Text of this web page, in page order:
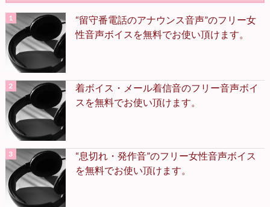
“留守番電話のアナウンス音声”のフリー女
性音声ボイスを無料でお使い頂けます。
着ボイス・メール着信音のフリー音声ボイ
スを無料でお使い頂けます。
“息切れ・発作音”のフリー女性音声ボイス
を無料でお使い頂けます。